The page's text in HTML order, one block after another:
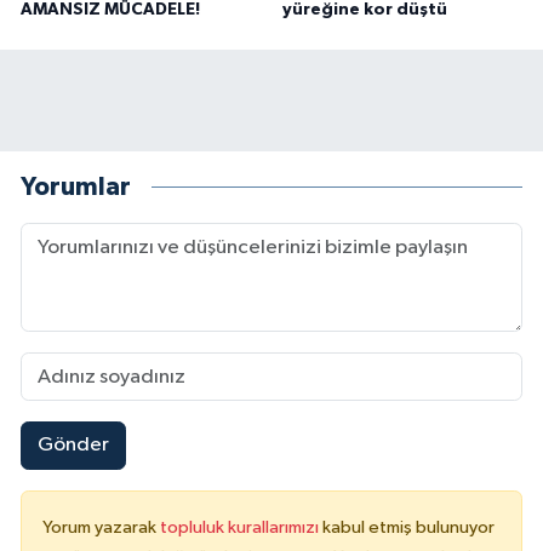
AMANSIZ MÜCADELE! yüreğine kor düştü
Yorumlar
Gönder
Yorum yazarak topluluk kurallarımızı kabul etmiş bulunuyor